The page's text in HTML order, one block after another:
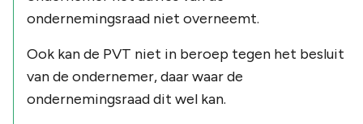
ondernemingsraad niet overneemt.
Ook kan de PVT niet in beroep tegen het besluit
van de ondernemer, daar waar de
ondernemingsraad dit wel kan.